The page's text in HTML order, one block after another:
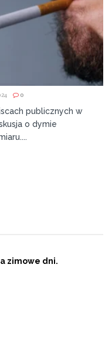
0
publicznych w
o dymie
zimowe dni.